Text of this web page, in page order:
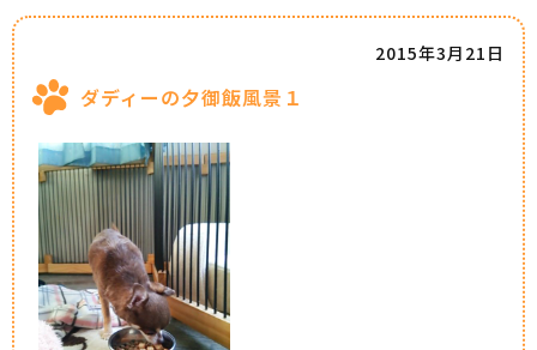
ダディーの夕御飯風景１
2015年3月21日